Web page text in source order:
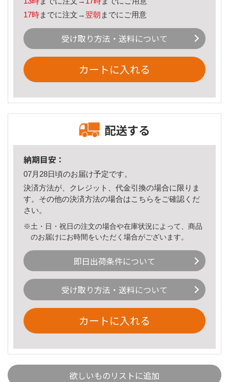
17時までに注文→ 翌朝 までにご用意
受け取り方法・送料について
カートに入れる
配送する
納期目安：
07月28日頃のお届け予定です。
決済方法が、クレジット、代金引換の場合に限りま
す。その他の決済方法の場合はこちら をご確認くだ
さい。
※土・日・祝日の注文の場合や在庫状況によって、商品
のお届けにお時間をいただく場合がございます。
即日出荷条件について
受け取り方法・送料について
カートに入れる
欲しいものリストに追加